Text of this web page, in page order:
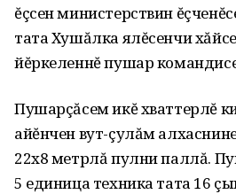
ĕçсен министерствин
тата Хушăлка ялĕсенчи
йĕркеленнĕ пушар
Пушарçăсем икĕ хваттерлĕ
айĕнчен вут-çулăм
22х8 метрлă пулни паллă.
5 единица техника тата 16